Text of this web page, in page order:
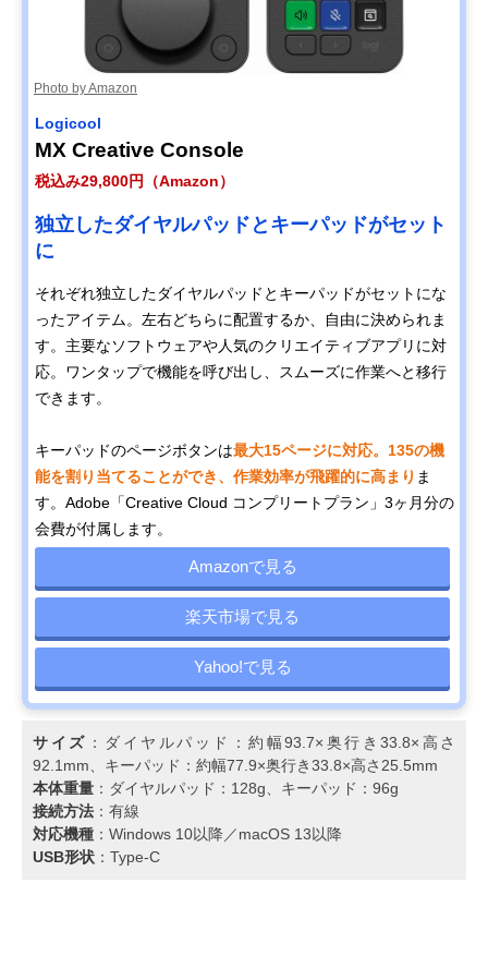
Photo by Amazon
Logicool
MX Creative Console
税込み29,800円（Amazon）
独立したダイヤルパッドとキーパッドがセット
に
それぞれ独立したダイヤルパッドとキーパッドがセットにな
ったアイテム。左右どちらに配置するか、自由に決められま
す。主要なソフトウェアや人気のクリエイティブアプリに対
応。ワンタップで機能を呼び出し、スムーズに作業へと移行
できます。
キーパッドのページボタンは最大15ページに対応。135の機
能を割り当てることができ、作業効率が飛躍的に高まり ま
す。Adobe「Creative Cloud コンプリートプラン」3ヶ月分の
会費が付属します。
Amazonで見る
楽天市場で見る
Yahoo!で見る
サイズ ：ダイヤルパッド：約幅93.7×奥行き33.8×高さ
92.1mm、キーパッド：約幅77.9×奥行き33.8×高さ25.5mm
本体重量 ：ダイヤルパッド：128g、キーパッド：96g
接続方法 ：有線
対応機種 ：Windows 10以降／macOS 13以降
USB形状 ：Type-C